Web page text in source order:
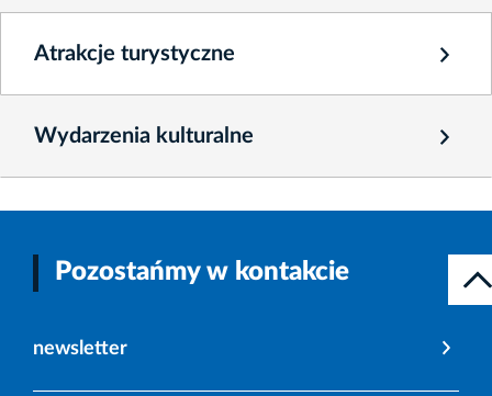
Atrakcje turystyczne
Wydarzenia kulturalne
Pozostańmy w kontakcie
newsletter